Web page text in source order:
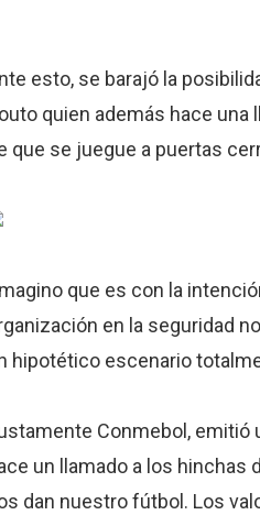
esto, se barajó la
quien además hace una
que se juegue a puertas
que es con la
en la seguridad
hipotético escenario
Conmebol, emitió
un llamado a los hinchas
dan nuestro fútbol. Los